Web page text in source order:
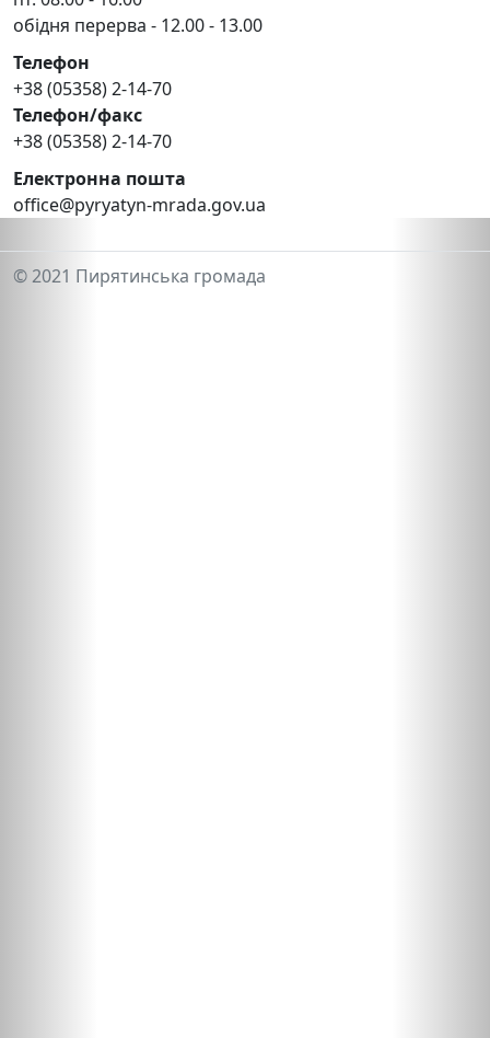
обідня перерва - 12.00 - 13.00
Телефон
+38 (05358) 2-14-70
Телефон/факс
+38 (05358) 2-14-70
Електронна пошта
office@pyryatyn-mrada.gov.ua
© 2021 Пирятинська громада